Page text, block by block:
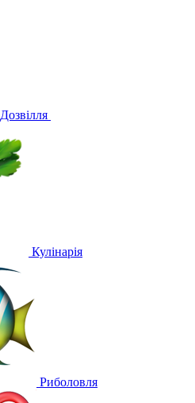
Дозвілля
Кулінарія
Риболовля